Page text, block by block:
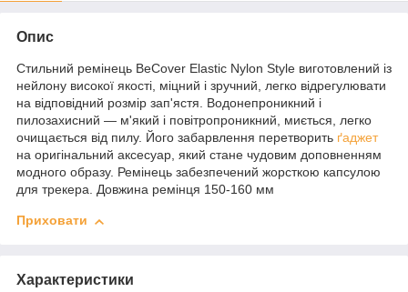
Опис
Стильний ремінець BeCover Elastic Nylon Style виготовлений із
нейлону високої якості, міцний і зручний, легко відрегулювати
на відповідний розмір зап'ястя. Водонепроникний і
пилозахисний — м'який і повітропроникний, миється, легко
очищається від пилу. Його забарвлення перетворить ґаджет
на оригінальний аксесуар, який стане чудовим доповненням
модного образу. Ремінець забезпечений жорсткою капсулою
для трекера. Довжина ремінця 150-160 мм
Приховати
Характеристики